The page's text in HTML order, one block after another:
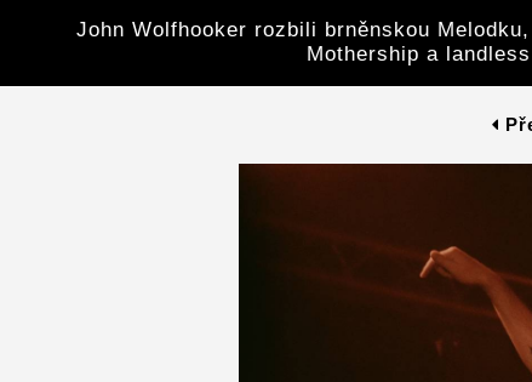
John Wolfhooker rozbili brněnskou
Mothership a landless